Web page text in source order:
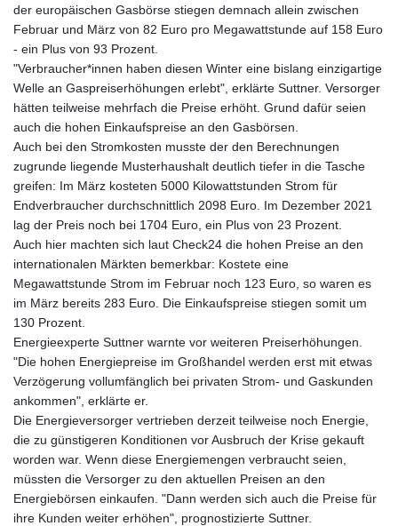
der europäischen Gasbörse stiegen demnach allein zwischen
Februar und März von 82 Euro pro Megawattstunde auf 158 Euro
- ein Plus von 93 Prozent.
"Verbraucher*innen haben diesen Winter eine bislang einzigartige
Welle an Gaspreiserhöhungen erlebt", erklärte Suttner. Versorger
hätten teilweise mehrfach die Preise erhöht. Grund dafür seien
auch die hohen Einkaufspreise an den Gasbörsen.
Auch bei den Stromkosten musste der den Berechnungen
zugrunde liegende Musterhaushalt deutlich tiefer in die Tasche
greifen: Im März kosteten 5000 Kilowattstunden Strom für
Endverbraucher durchschnittlich 2098 Euro. Im Dezember 2021
lag der Preis noch bei 1704 Euro, ein Plus von 23 Prozent.
Auch hier machten sich laut Check24 die hohen Preise an den
internationalen Märkten bemerkbar: Kostete eine
Megawattstunde Strom im Februar noch 123 Euro, so waren es
im März bereits 283 Euro. Die Einkaufspreise stiegen somit um
130 Prozent.
Energieexperte Suttner warnte vor weiteren Preiserhöhungen.
"Die hohen Energiepreise im Großhandel werden erst mit etwas
Verzögerung vollumfänglich bei privaten Strom- und Gaskunden
ankommen", erklärte er.
Die Energieversorger vertrieben derzeit teilweise noch Energie,
die zu günstigeren Konditionen vor Ausbruch der Krise gekauft
worden war. Wenn diese Energiemengen verbraucht seien,
müssten die Versorger zu den aktuellen Preisen an den
Energiebörsen einkaufen. "Dann werden sich auch die Preise für
ihre Kunden weiter erhöhen", prognostizierte Suttner.